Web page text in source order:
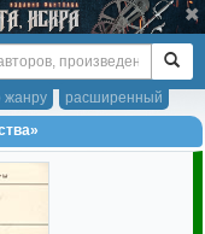
расширенный
жанру